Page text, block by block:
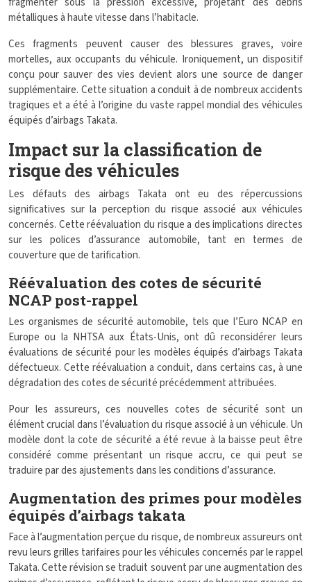
métalliques à haute vitesse dans l’habitacle.
Ces fragments peuvent causer des blessures graves, voire
mortelles, aux occupants du véhicule. Ironiquement, un dispositif
conçu pour sauver des vies devient alors une source de danger
supplémentaire. Cette situation a conduit à de nombreux accidents
tragiques et a été à l’origine du vaste rappel mondial des véhicules
équipés d’airbags Takata.
Impact sur la classification de
risque des véhicules
Les défauts des airbags Takata ont eu des répercussions
significatives sur la perception du risque associé aux véhicules
concernés. Cette réévaluation du risque a des implications directes
sur les polices d’assurance automobile, tant en termes de
couverture que de tarification.
Réévaluation des cotes de sécurité
NCAP post-rappel
Les organismes de sécurité automobile, tels que l’Euro NCAP en
Europe ou la NHTSA aux États-Unis, ont dû reconsidérer leurs
évaluations de sécurité pour les modèles équipés d’airbags Takata
défectueux. Cette réévaluation a conduit, dans certains cas, à une
dégradation des cotes de sécurité précédemment attribuées.
Pour les assureurs, ces nouvelles cotes de sécurité sont un
élément crucial dans l’évaluation du risque associé à un véhicule. Un
modèle dont la cote de sécurité a été revue à la baisse peut être
considéré comme présentant un risque accru, ce qui peut se
traduire par des ajustements dans les conditions d’assurance.
Augmentation des primes pour modèles
équipés d’airbags takata
Face à l’augmentation perçue du risque, de nombreux assureurs ont
revu leurs grilles tarifaires pour les véhicules concernés par le rappel
Takata. Cette révision se traduit souvent par une augmentation des